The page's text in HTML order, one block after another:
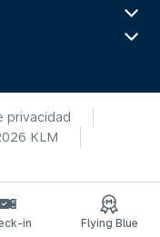
privacidad
KLM
in Flying Blue